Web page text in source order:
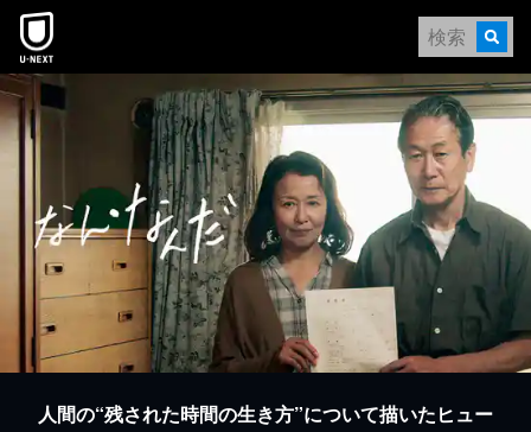
本文へスキップ
人間の“残された時間の生き方”について描いたヒュー